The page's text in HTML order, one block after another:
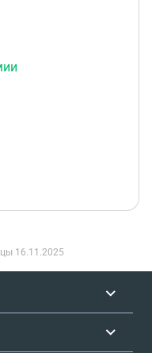
16.11.2025